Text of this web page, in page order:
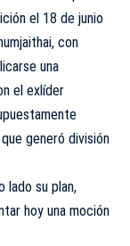
el 18 de junio
con
una
el exlíder
generó división
lado su plan,
hoy una moción